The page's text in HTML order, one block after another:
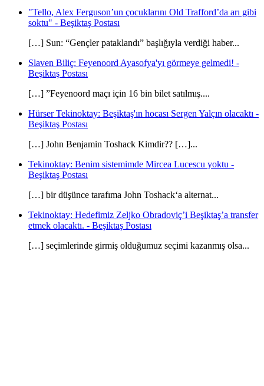
"Tello, Alex Ferguson’un çocuklarını Old Trafford’da arı gibi
soktu" - Beşiktaş Postası
[…] Sun: “Gençler pataklandı” başlığıyla verdiği haber...
Slaven Biliç: Feyenoord Ayasofya'yı görmeye gelmedi! -
Beşiktaş Postası
[…] ”Feyenoord maçı için 16 bin bilet satılmış....
Hürser Tekinoktay: Beşiktaş'ın hocası Sergen Yalçın olacaktı -
Beşiktaş Postası
[…] John Benjamin Toshack Kimdir?? […]...
Tekinoktay: Benim sistemimde Mircea Lucescu yoktu -
Beşiktaş Postası
[…] bir düşünce tarafıma John Toshack‘a alternat...
Tekinoktay: Hedefimiz Zeljko Obradoviç’i Beşiktaş’a transfer
etmek olacaktı. - Beşiktaş Postası
[…] seçimlerinde girmiş olduğumuz seçimi kazanmış olsa...